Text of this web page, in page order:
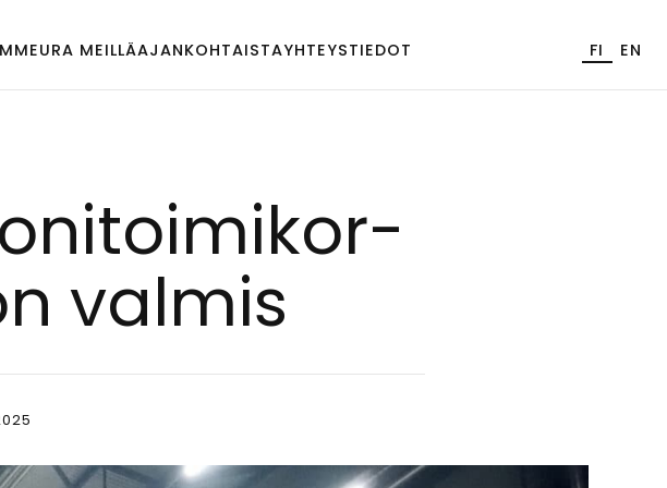
URA MEILLÄAJANKOHTAISTAYHTEYSTIEDOT FI EN
val­mis